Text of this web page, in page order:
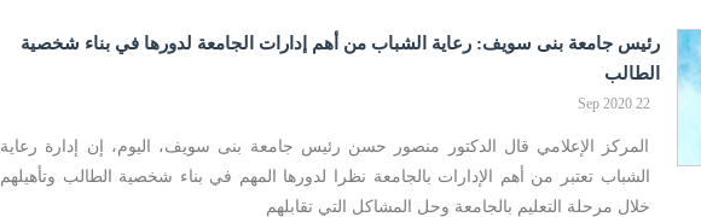
رئيس جامعة بنى سويف: رعاية الشباب من أهم إدارات الجامعة لدورها في بناء شخصية
الطالب
22 Sep 2020
المركز الإعلامي قال الدكتور منصور حسن رئيس جامعة بنى سويف، اليوم، إن إدارة رعاية
الشباب تعتبر من أهم الإدارات بالجامعة نظرا لدورها المهم في بناء شخصية الطالب وتأهيلهم
خلال مرحلة التعليم بالجامعة وحل المشاكل التي تقابلهم